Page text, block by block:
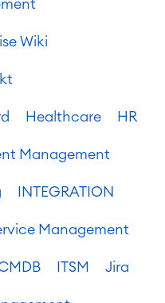
Dokumentation
Management & CMDB
Journey
Service Management
Wiki
Healthcare HR
Management
INTEGRATION
Management
ITSM Jira